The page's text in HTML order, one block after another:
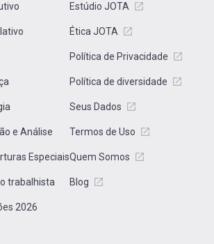
e Análise
Especiais
trabalhista
2026
Estúdio JOTA
Ética JOTA
Política de Privacidade
Política de diversidade
Seus Dados
Termos de Uso
Quem Somos
Blog